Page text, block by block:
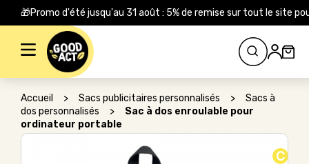
🎁Promo d'été jusqu'au 31 août : 5% de remise sur tout le site
Rechercher :
Accueil > Sacs publicitaires personnalisés >
Sacs à
dos personnalisés
>
Sac à dos enroulable pour
ordinateur portable
C